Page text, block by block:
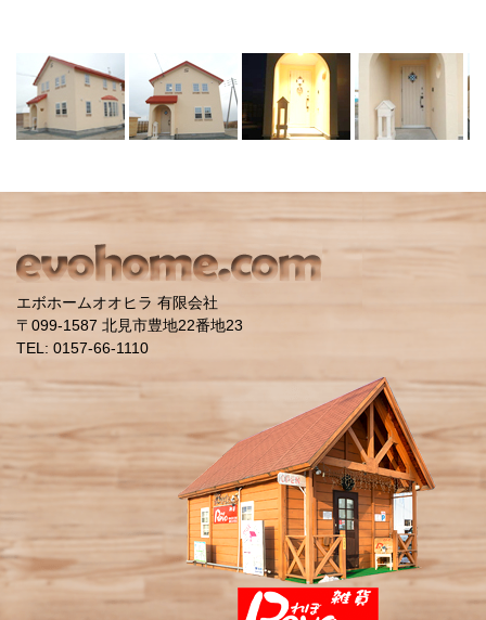
エボホームオオヒラ 有限会社
〒099-1587 北見市豊地22番地23
TEL: 0157-66-1110